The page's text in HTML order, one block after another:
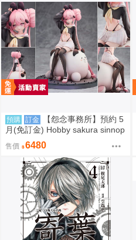
預購 訂金
【怨念事務所】預約 5
月(免訂金) Hobby sakura sinnop
原畫 真の点P 私服Ver 1/6 一般版
0927
售價 6480